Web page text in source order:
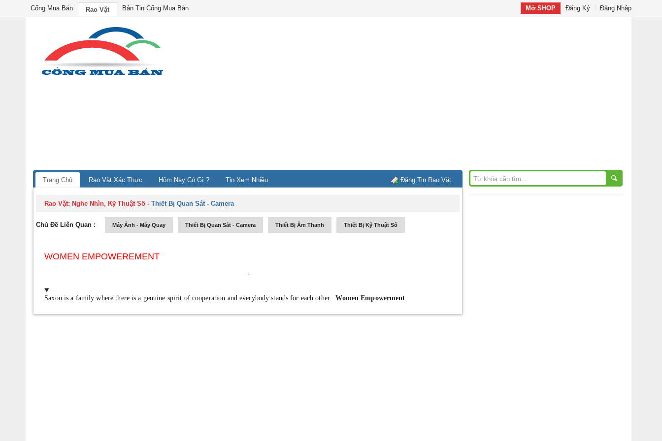
Cổng Mua Bán Rao Vặt Bản Tin Cổng Mua Bán Mở SHOP Đăng Ký Đăng Nhập
Trang Chủ Rao Vặt Xác Thực Hôm Nay Có Gì ? Tin Xem Nhiều Đăng Tin Rao Vặt
Rao Vặt: Nghe Nhìn, Kỹ Thuật Số -Thiết Bị Quan Sát - Camera
Chủ Đề Liên Quan : Máy Ảnh - Máy Quay Thiết Bị Quan Sát - Camera Thiết Bị Âm Thanh Thiết Bị Kỹ Thuật Số
WOMEN EMPOWEREMENT
-
Saxon is a family where there is a genuine spirit of cooperation and everybody stands for each other.Women Empowerment